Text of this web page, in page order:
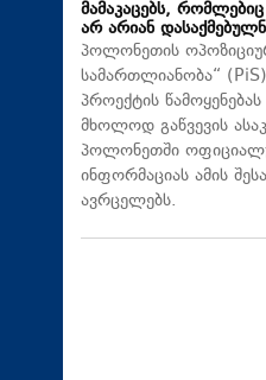
მამაკაცებს,
არ არიან
პოლონეთის
სამართლიანობა“
პროექტის წამოყენებას
მხოლოდ გაწვევის
პოლონეთში
ინფორმაციას ამის
ავრცელებს.